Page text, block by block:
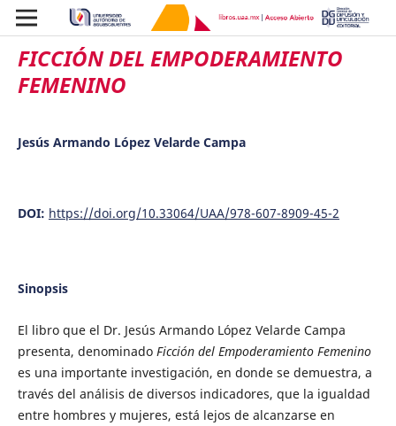
FICCIÓN DEL EMPODERAMIENTO
FEMENINO
Jesús Armando López Velarde Campa
DOI: https://doi.org/10.33064/UAA/978-607-8909-45-2
Sinopsis
El libro que el Dr. Jesús Armando López Velarde Campa
presenta, denominado Ficción del Empoderamiento Femenino
es una importante investigación, en donde se demuestra, a
través del análisis de diversos indicadores, que la igualdad
entre hombres y mujeres, está lejos de alcanzarse en